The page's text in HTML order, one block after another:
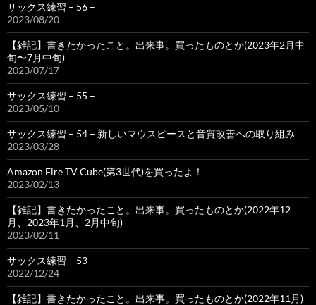
サックス練習 – 56 –
2023/08/20
【雑記】書きたかったこと。出来事。買ったものとか(2023年2月中
旬〜7月中旬)
2023/07/17
サックス練習 – 55 –
2023/05/10
サックス練習 – 54 – 新しいマウスピースと音質改善への取り組み
2023/03/28
Amazon Fire TV Cube(第3世代)を買ったよ！
2023/02/13
【雑記】書きたかったこと。出来事。買ったものとか(2022年12
月、2023年1月、2月中旬)
2023/02/11
サックス練習 – 53 –
2022/12/24
【雑記】書きたかったこと。出来事。買ったものとか(2022年11月)